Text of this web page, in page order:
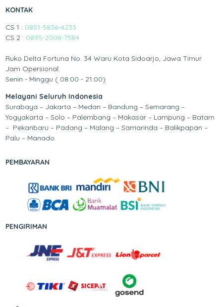
KONTAK
CS 1 : 0851-5836-4233
CS 2 : 0895-2008-7584
Ruko Delta Fortuna No. 34 Waru Kota Sidoarjo, Jawa Timur
Jam Opersional:
Senin - Minggu ( 08:00 - 21:00)
Melayani Seluruh Indonesia
Surabaya – Jakarta – Medan – Bandung – Semarang –
Yogyakarta – Solo – Palembang – Makasar – Lampung – Batam
– Pekanbaru – Padang – Malang – Samarinda – Balikpapan –
Palu – Manado
PEMBAYARAN
PENGIRIMAN